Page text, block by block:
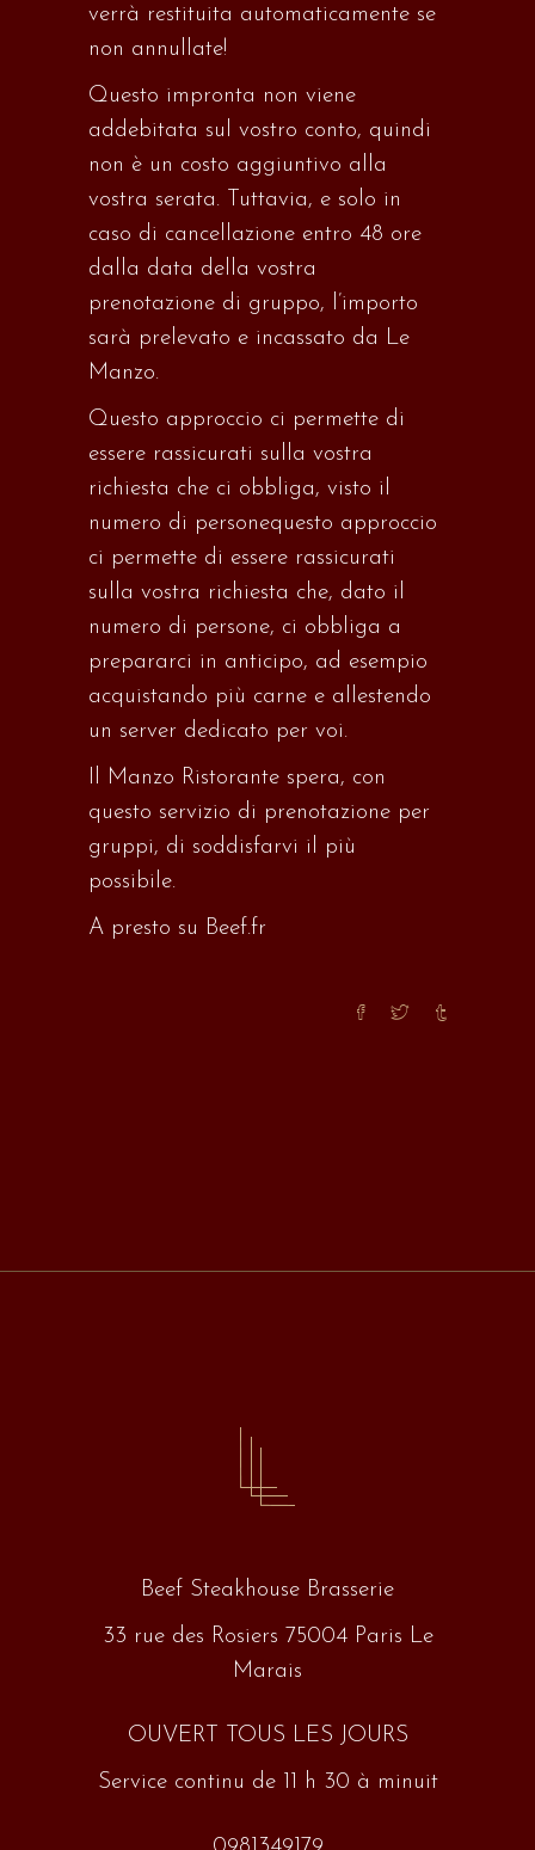
verrà restituita automaticamente se
non annullate!
Questo impronta non viene
addebitata sul vostro conto, quindi
non è un costo aggiuntivo alla
vostra serata. Tuttavia, e solo in
caso di cancellazione entro 48 ore
dalla data della vostra
prenotazione di gruppo, l’importo
sarà prelevato e incassato da Le
Manzo.
Questo approccio ci permette di
essere rassicurati sulla vostra
richiesta che ci obbliga, visto il
numero di personequesto approccio
ci permette di essere rassicurati
sulla vostra richiesta che, dato il
numero di persone, ci obbliga a
prepararci in anticipo, ad esempio
acquistando più carne e allestendo
un server dedicato per voi.
Il Manzo Ristorante spera, con
questo servizio di prenotazione per
gruppi, di soddisfarvi il più
possibile.
A presto su Beef.fr
Beef Steakhouse Brasserie
33 rue des Rosiers 75004 Paris Le
Marais
OUVERT TOUS LES JOURS
Service continu de 11 h 30 à minuit